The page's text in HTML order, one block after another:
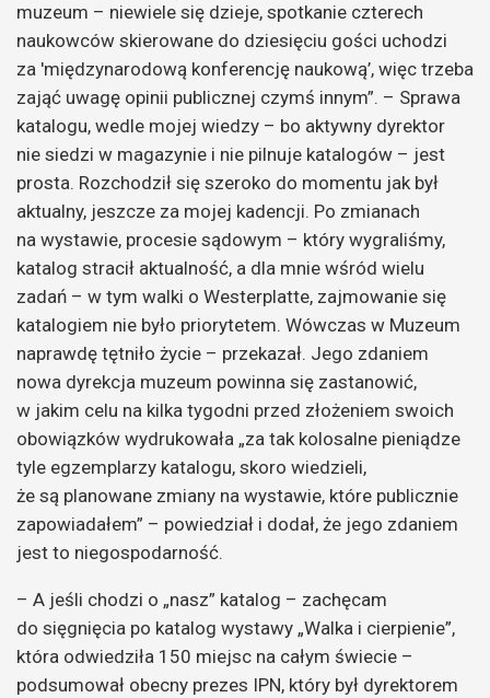
muzeum – niewiele się dzieje, spotkanie czterech
naukowców skierowane do dziesięciu gości uchodzi
za 'międzynarodową konferencję naukową’, więc trzeba
zająć uwagę opinii publicznej czymś innym”. – Sprawa
katalogu, wedle mojej wiedzy – bo aktywny dyrektor
nie siedzi w magazynie i nie pilnuje katalogów – jest
prosta. Rozchodził się szeroko do momentu jak był
aktualny, jeszcze za mojej kadencji. Po zmianach
na wystawie, procesie sądowym – który wygraliśmy,
katalog stracił aktualność, a dla mnie wśród wielu
zadań – w tym walki o Westerplatte, zajmowanie się
katalogiem nie było priorytetem. Wówczas w Muzeum
naprawdę tętniło życie – przekazał. Jego zdaniem
nowa dyrekcja muzeum powinna się zastanowić,
w jakim celu na kilka tygodni przed złożeniem swoich
obowiązków wydrukowała „za tak kolosalne pieniądze
tyle egzemplarzy katalogu, skoro wiedzieli,
że są planowane zmiany na wystawie, które publicznie
zapowiadałem” – powiedział i dodał, że jego zdaniem
jest to niegospodarność.
– A jeśli chodzi o „nasz” katalog – zachęcam
do sięgnięcia po katalog wystawy „Walka i cierpienie”,
która odwiedziła 150 miejsc na całym świecie –
podsumował obecny prezes IPN, który był dyrektorem